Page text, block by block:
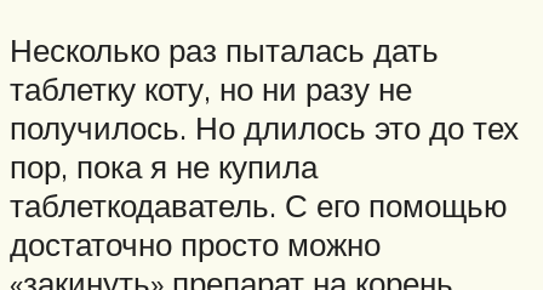
Несколько раз пыталась дать
таблетку коту, но ни разу не
получилось. Но длилось это до тех
пор, пока я не купила
таблеткодаватель. С его помощью
достаточно просто можно
«закинуть» препарат на корень